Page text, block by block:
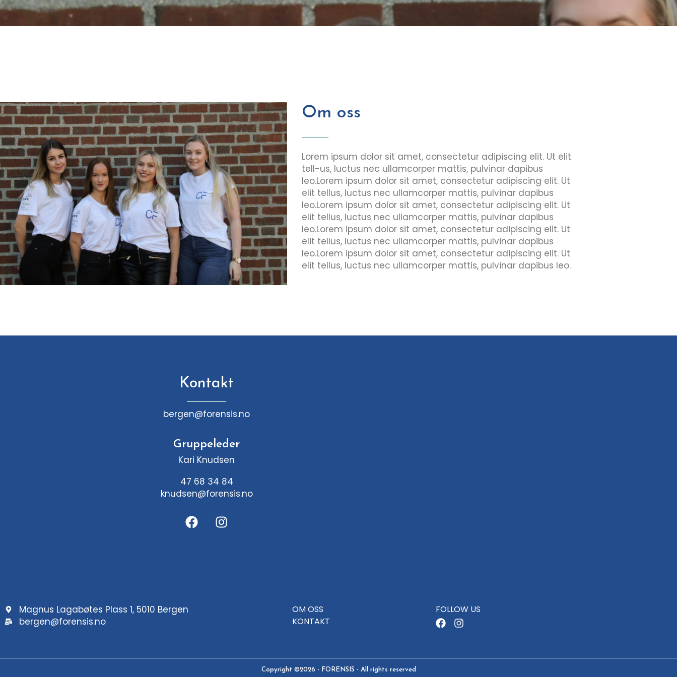
Om oss
Lorem ipsum dolor sit amet, consectetur adipiscing elit. Ut elit
tell-us, luctus nec ullamcorper mattis, pulvinar dapibus
leo.Lorem ipsum dolor sit amet, consectetur adipiscing elit. Ut
elit tellus, luctus nec ullamcorper mattis, pulvinar dapibus
leo.Lorem ipsum dolor sit amet, consectetur adipiscing elit. Ut
elit tellus, luctus nec ullamcorper mattis, pulvinar dapibus
leo.Lorem ipsum dolor sit amet, consectetur adipiscing elit. Ut
elit tellus, luctus nec ullamcorper mattis, pulvinar dapibus
leo.Lorem ipsum dolor sit amet, consectetur adipiscing elit. Ut
elit tellus, luctus nec ullamcorper mattis, pulvinar dapibus leo.
Kontakt
bergen@forensis.no
Gruppeleder
Kari Knudsen
47 68 34 84
knudsen@forensis.no
F
a
I
n
Magnus Lagabøtes Plass 1, 5010 Bergen
bergen@forensis.no
OM OSS
KONTAKT
FOLLOW US
Facebook
Instagram
Copyright ©2026 - FORENSIS - All rights reserved